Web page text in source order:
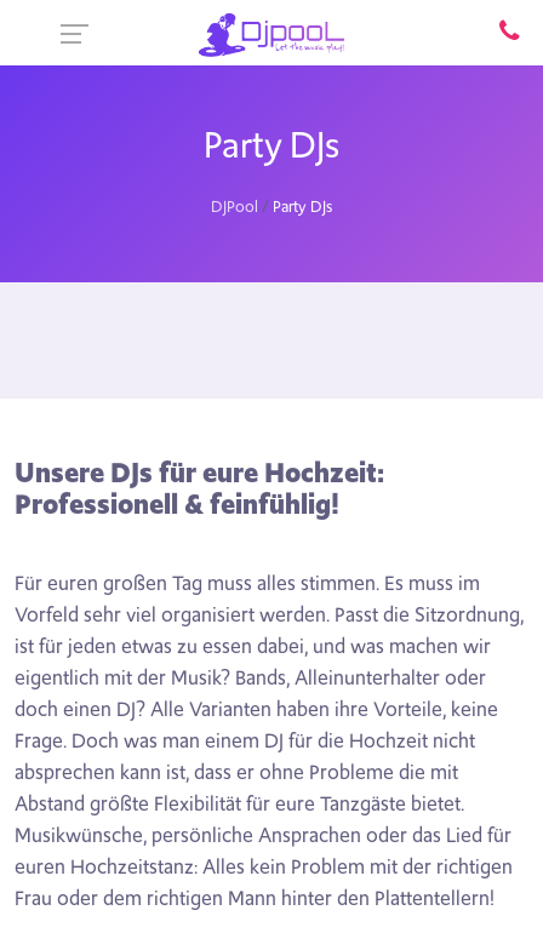
Party DJs
DJPool Party DJs
Unsere DJs für eure Hochzeit:
Professionell & feinfühlig!
Für euren großen Tag muss alles stimmen. Es muss im
Vorfeld sehr viel organisiert werden. Passt die Sitzordnung,
ist für jeden etwas zu essen dabei, und was machen wir
eigentlich mit der Musik? Bands, Alleinunterhalter oder
doch einen DJ? Alle Varianten haben ihre Vorteile, keine
Frage. Doch was man einem DJ für die Hochzeit nicht
absprechen kann ist, dass er ohne Probleme die mit
Abstand größte Flexibilität für eure Tanzgäste bietet.
Musikwünsche, persönliche Ansprachen oder das Lied für
euren Hochzeitstanz: Alles kein Problem mit der richtigen
Frau oder dem richtigen Mann hinter den Plattentellern!